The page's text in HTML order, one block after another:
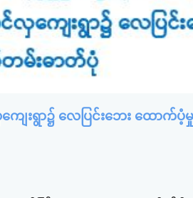
ျေးရွာ၌ လေပြင်းဘေး ထောက်